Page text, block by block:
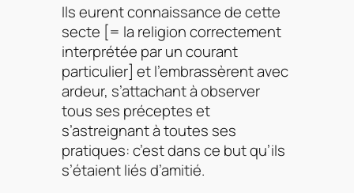
Ils eurent connaissance de cette
secte [= la religion correctement
interprétée par un courant
particulier] et l’embrassèrent avec
ardeur, s’attachant à observer
tous ses préceptes et
s’astreignant à toutes ses
pratiques: c’est dans ce but qu’ils
s’étaient liés d’amitié.